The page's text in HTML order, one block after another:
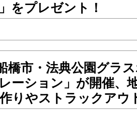
をプレゼント！
橋市・法典公園グラ
ーション」が開催、
りやストラックアウ